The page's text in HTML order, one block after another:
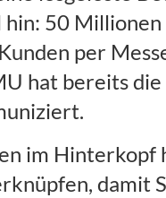
hin: 50
per
hat bereits
im
damit